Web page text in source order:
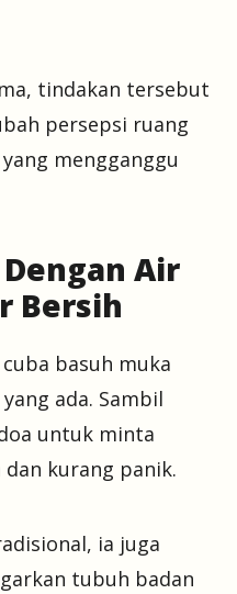
tindakan tersebut
persepsi ruang
mengganggu
Air
Bersih
basuh muka
ada. Sambil
untuk minta
dan kurang panik.
ia juga
tubuh badan